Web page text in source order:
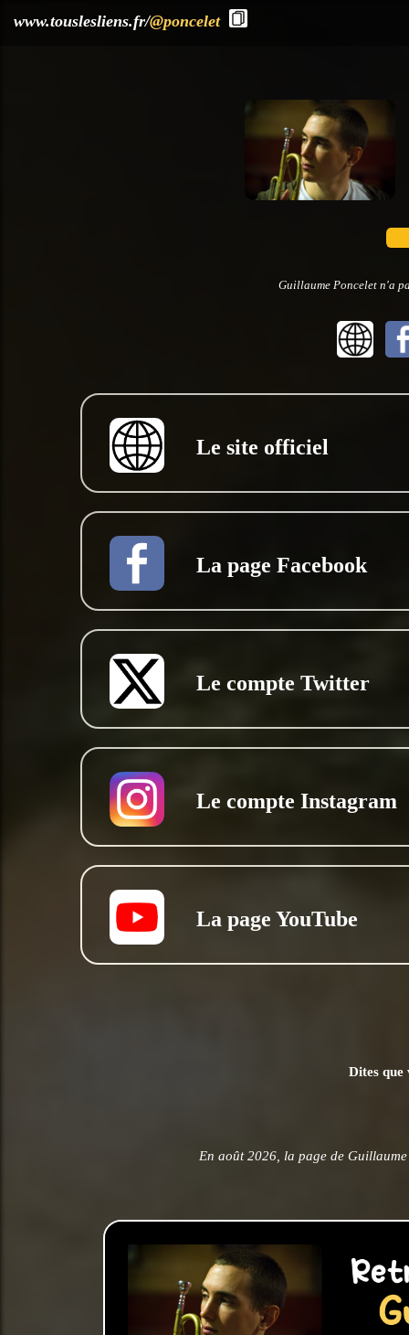
www.touslesliens.fr/@poncelet
Guillaume Poncelet n'a
Le site officiel
La page Facebook
Le compte Twitter
Le compte Instagram
La page YouTube
Dites que
En août 2026, la page de